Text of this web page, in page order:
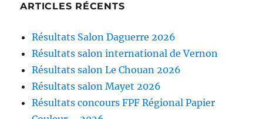
ARTICLES RÉCENTS
Résultats Salon Daguerre 2026
Résultats salon international de Vernon
Résultats salon Le Chouan 2026
Résultats salon Mayet 2026
Résultats concours FPF Régional Papier